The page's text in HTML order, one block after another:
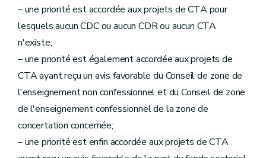
– une priorité est accordée aux projets de CTA pour
lesquels aucun CDC ou aucun CDR ou aucun CTA
n'existe;
– une priorité est également accordée aux projets de
CTA ayant reçu un avis favorable du Conseil de zone de
l'enseignement non confessionnel et du Conseil de zone
de l'enseignement confessionnel de la zone de
concertation concernée;
– une priorité est enfin accordée aux projets de CTA